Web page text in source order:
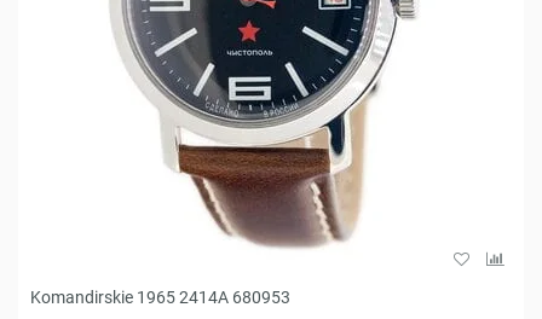
Komandirskie 1965 2414A 680953